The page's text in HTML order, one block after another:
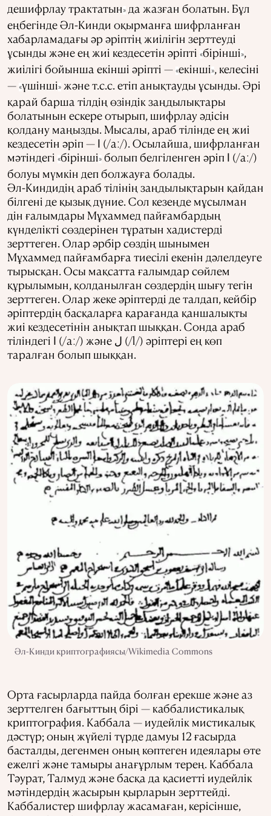
дешифрлау трактатын» да жазған болатын. Бұл
еңбегінде Әл-Кинди оқырманға шифрланған
хабарламадағы әр әріптің жиілігін зерттеуді
ұсынды және ең жиі кездесетін әріпті «бірінші»,
жиілігі бойынша екінші әріпті — «екінші», келесіні
— «үшінші» және т.с.с. етіп анықтауды ұсынды. Әрі
қарай барша тілдің өзіндік заңдылықтары
болатынын ескере отырып, шифрлау әдісін
қолдану маңызды. Мысалы, араб тілінде ең жиі
кездесетін әріп — ﺍ (/aː/). Осылайша, шифрланған
мәтіндегі «бірінші» болып белгіленген әріп ﺍ (/aː/)
болуы мүмкін деп болжауға болады.
Әл-Киндидің араб тілінің заңдылықтарын қайдан
білгені де қызық дүние. Сол кезеңде мұсылман
дін ғалымдары Мұхаммед пайғамбардың
күнделікті сөздерінен тұратын хадистерді
зерттеген. Олар әрбір сөздің шынымен
Мұхаммед пайғамбарға тиесілі екенін дәлелдеуге
тырысқан. Осы мақсатта ғалымдар сөйлем
құрылымын, қолданылған сөздердің шығу тегін
зерттеген. Олар жеке әріптерді де талдап, кейбір
әріптердің басқаларға қарағанда қаншалықты
жиі кездесетінін анықтап шыққан. Сонда араб
тіліндегі ﺍ (/aː/) және ﻝ (/l/) әріптері ең көп
таралған болып шыққан.
Әл-Кинди криптографиясы/Wikimedia Commons
Орта ғасырларда пайда болған ерекше және аз
зерттелген бағыттың бірі — каббалистикалық
криптография. Каббала — иудейлік мистикалық
дәстүр; оның жүйелі түрде дамуы 12 ғасырда
басталды, дегенмен оның көптеген идеялары өте
ежелгі және тамыры анағұрлым терең. Каббала
Тәурат, Талмуд және басқа да қасиетті иудейлік
мәтіндердің жасырын қырларын зерттейді.
Каббалистер шифрлау жасамаған, керісінше,